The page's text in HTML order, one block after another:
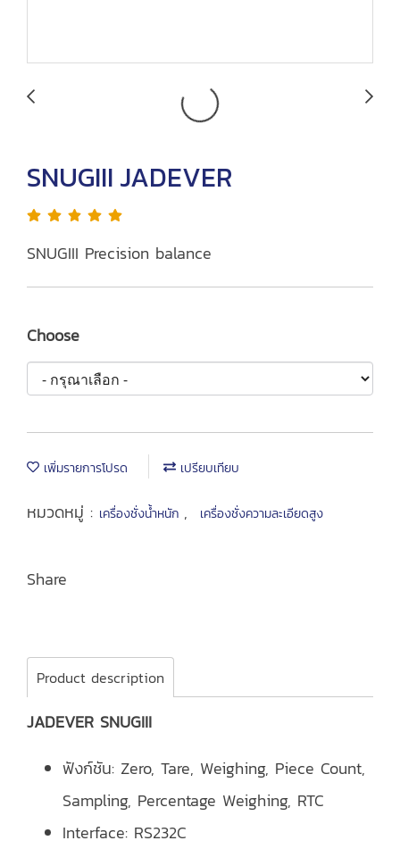
SNUGIII JADEVER
SNUGIII Precision balance
Choose
เพิ่มรายการโปรด เปรียบเทียบ
หมวดหมู่ : เครื่องชั่งน้ำหนัก , เครื่องชั่งความละเอียดสูง
Share
Product description
JADEVER SNUGIII
ฟังก์ชัน: Zero, Tare, Weighing, Piece Count,
Sampling, Percentage Weighing, RTC
Interface: RS232C